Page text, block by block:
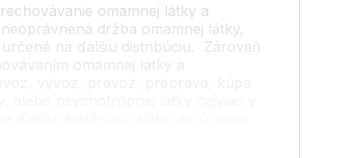
omamnej látky a
držba omamnej látky,
na ďalšiu distribúciu. Zároveň